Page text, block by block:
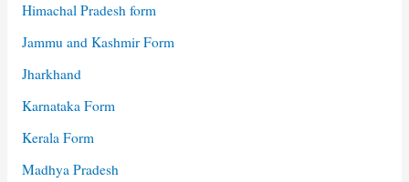
Himachal Pradesh form
Jammu and Kashmir Form
Jharkhand
Karnataka Form
Kerala Form
Madhya Pradesh